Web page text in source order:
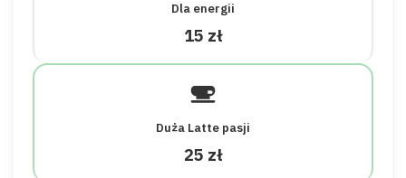
Dla energii
15 zł
Duża Latte pasji
25 zł